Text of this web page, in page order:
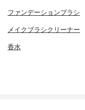
ファンデーションブラシ
メイクブラシクリーナー
香水